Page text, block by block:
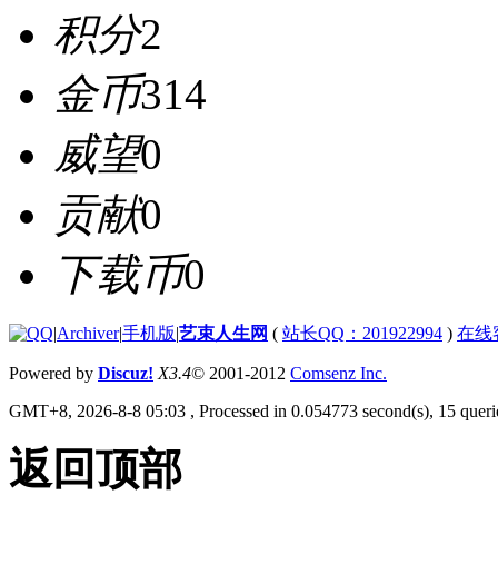
积分2
金币314
威望0
贡献0
下载币0
|Archiver|手机版|艺束人生网 ( 站长QQ：201922994 ) 在线
Powered by Discuz! X3.4© 2001-2012 Comsenz Inc.
GMT+8, 2026-8-8 05:03 , Processed in 0.054773 second(s), 15
返回顶部